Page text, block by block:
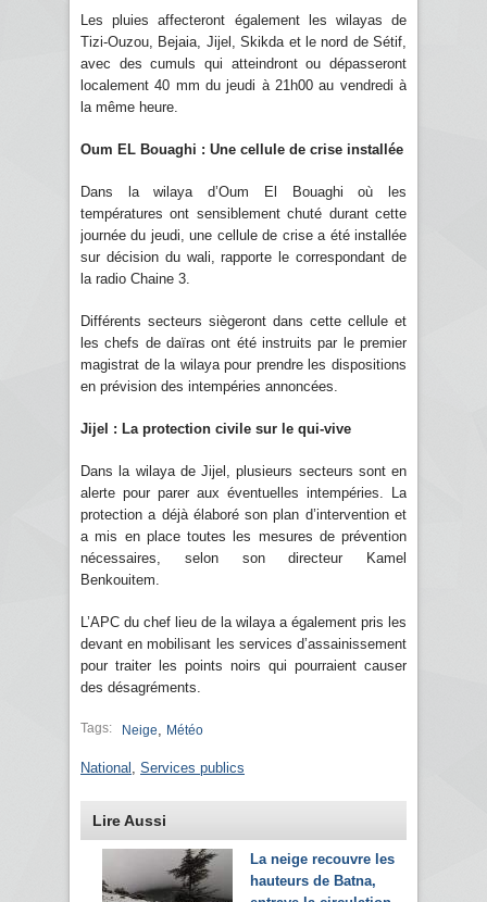
Les pluies affecteront également les wilayas de
Tizi-Ouzou, Bejaia, Jijel, Skikda et le nord de Sétif,
avec des cumuls qui atteindront ou dépasseront
localement 40 mm du jeudi à 21h00 au vendredi à
la même heure.
Oum EL Bouaghi : Une cellule de crise installée
Dans la wilaya d’Oum El Bouaghi où les
températures ont sensiblement chuté durant cette
journée du jeudi, une cellule de crise a été installée
sur décision du wali, rapporte le correspondant de
la radio Chaine 3.
Différents secteurs siègeront dans cette cellule et
les chefs de daïras ont été instruits par le premier
magistrat de la wilaya pour prendre les dispositions
en prévision des intempéries annoncées.
Jijel : La protection civile sur le qui-vive
Dans la wilaya de Jijel, plusieurs secteurs sont en
alerte pour parer aux éventuelles intempéries. La
protection a déjà élaboré son plan d’intervention et
a mis en place toutes les mesures de prévention
nécessaires, selon son directeur Kamel
Benkouitem.
L’APC du chef lieu de la wilaya a également pris les
devant en mobilisant les services d’assainissement
pour traiter les points noirs qui pourraient causer
des désagréments.
Tags: Neige Météo
National Services publics
Lire Aussi
La neige recouvre les
hauteurs de Batna,